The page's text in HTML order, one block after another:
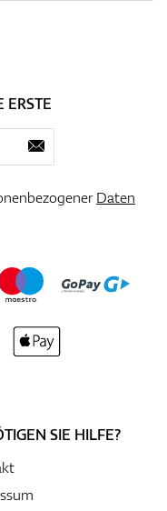
ERSTE
Daten
SIE HILFE?